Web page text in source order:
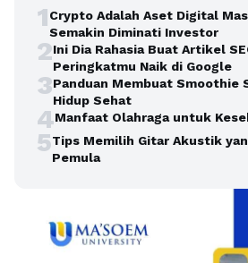
1Crypto Adalah Aset Digital
Semakin Diminati Investor
2Ini Dia Rahasia Buat Artikel
Peringkatmu Naik di Google
3Panduan Membuat Smoothie
Hidup Sehat
4Manfaat Olahraga untuk
5Tips Memilih Gitar Akustik
Pemula